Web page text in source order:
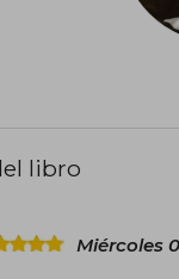
libro
Miércoles